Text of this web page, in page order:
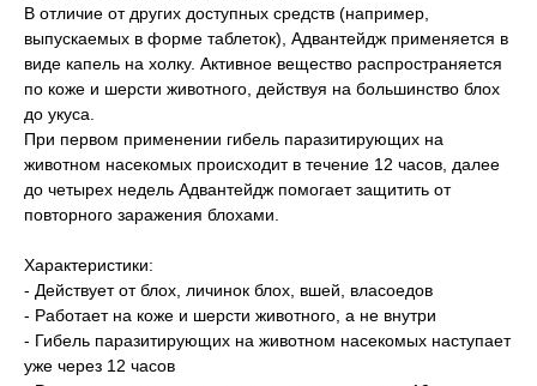
В отличие от других доступных средств (например,
выпускаемых в форме таблеток), Адвантейдж применяется в
виде капель на холку. Активное вещество распространяется
по коже и шерсти животного, действуя на большинство блох
до укуса.
При первом применении гибель паразитирующих на
животном насекомых происходит в течение 12 часов, далее
до четырех недель Адвантейдж помогает защитить от
повторного заражения блохами.
Характеристики:
- Действует от блох, личинок блох, вшей, власоедов
- Работает на коже и шерсти животного, а не внутри
- Гибель паразитирующих на животном насекомых наступает
уже через 12 часов